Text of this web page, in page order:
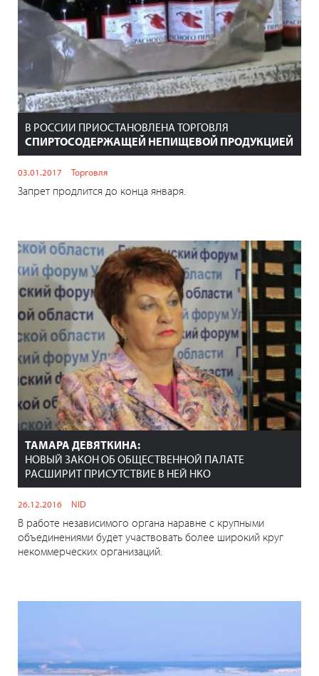
В РОССИИ ПРИОСТАНОВЛЕНА ТОРГОВЛЯ
СПИРТОСОДЕРЖАЩЕЙ НЕПИЩЕВОЙ ПРОДУКЦИЕЙ
03.01.2017 Торговля
Запрет продлится до конца января.
ТАМАРА ДЕВЯТКИНА:
НОВЫЙ ЗАКОН ОБ ОБЩЕСТВЕННОЙ ПАЛАТЕ
РАСШИРИТ ПРИСУТСТВИЕ В НЕЙ НКО
26.12.2016 NID
В работе независимого органа наравне с крупными
объединениями будет участвовать более широкий круг
некоммерческих организаций.